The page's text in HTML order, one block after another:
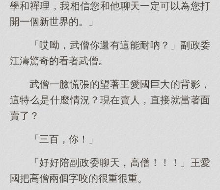
學和禪理，我相信您和他聊天一定可以為您打
開一個新世界的。」
「哎呦，武僧你還有這能耐吶？」副政委
江濤驚奇的看著武僧。
武僧一臉慌張的望著王愛國巨大的背影，
這特么是什麼情況？現在賣人，直接就當著面
賣了？
「三百，你！」
「好好陪副政委聊天，高僧！！！」王愛
國把高僧兩個字咬的很重很重。